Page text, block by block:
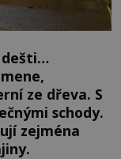
dešti…
ze dřeva. S
schody.
zejména